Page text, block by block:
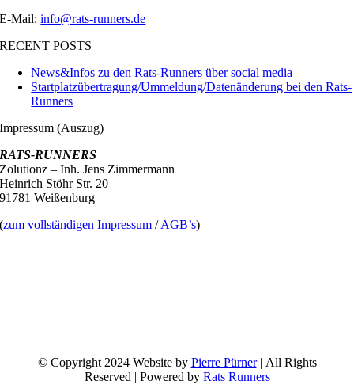
E-Mail:info@rats-runners.de
RECENT POSTS
News&Infos zu den Rats-Runners über social media
Startplatzübertragung/Ummeldung/Datenänderung bei den Rats-
Runners
Impressum (Auszug)
RATS-RUNNERS
Zolutionz – Inh. Jens Zimmermann
Heinrich Stöhr Str. 20
91781 Weißenburg
(zum vollständigen Impressum /AGB’s)
© Copyright 2024 Website by Pierre Pürner| All Rights
Reserved | Powered by Rats Runners